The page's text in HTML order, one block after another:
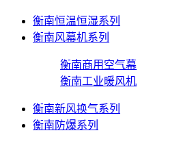
衡南恒温恒湿系列
衡南风幕机系列
衡南商用空气幕
衡南工业暖风机
衡南新风换气系列
衡南防爆系列